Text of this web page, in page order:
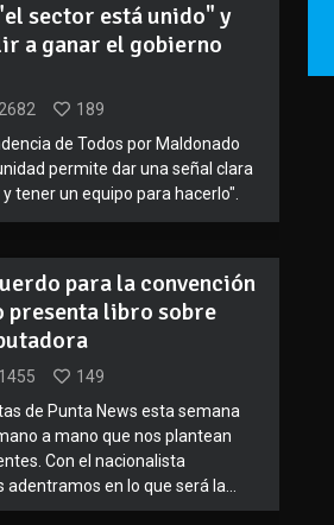
sector está unido" y
a ganar el gobierno
189
de Todos por Maldonado
permite dar una señal clara
tener un equipo para hacerlo".
para la convención
presenta libro sobre
1455
149
de Punta News esta semana
a mano que nos plantean
Con el nacionalista
en lo que será la...